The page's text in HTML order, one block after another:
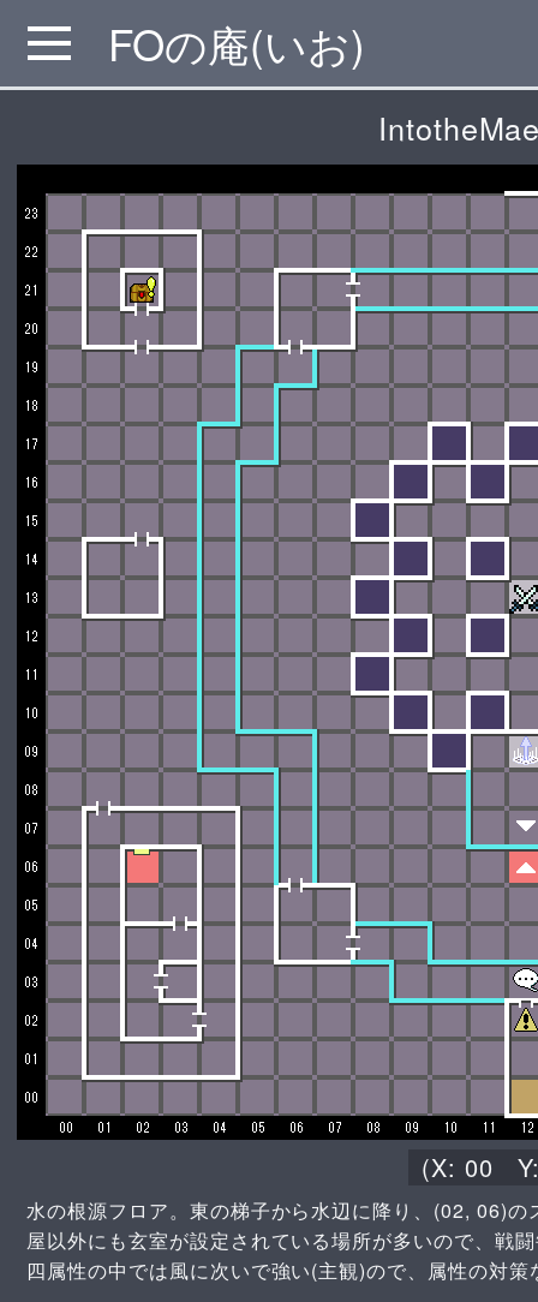
MENU FOの庵(いお)
(X: 00
水の根源フロア。東の梯子から水辺に降り、(02, 06)
屋以外にも玄室が設定されている場所が多いので、戦
四属性の中では風に次いで強い(主観)ので、属性の対